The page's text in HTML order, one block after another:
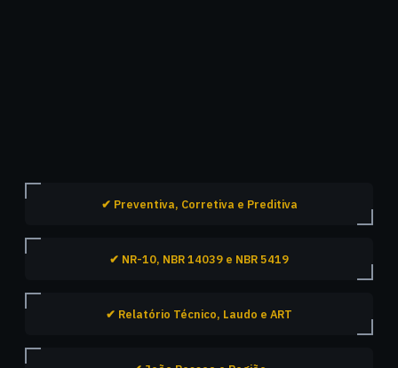
✔ Preventiva, Corretiva e Preditiva
✔ NR-10, NBR 14039 e NBR 5419
✔ Relatório Técnico, Laudo e ART